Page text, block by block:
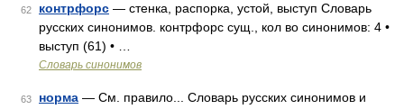
62 контрфорс — стенка, распорка, устой, выступ Словарь
русских синонимов. контрфорс сущ., кол во синонимов: 4 •
выступ (61) • …
Словарь синонимов
63 норма — См. правило... Словарь русских синонимов и